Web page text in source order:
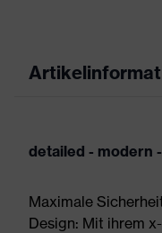
detailed - modern
Maximale
Design: Mit ihrem